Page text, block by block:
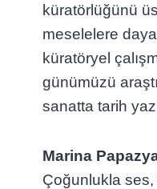
küratörlüğünü
meselelere
küratöryel
günümüzü
sanatta tarih
Marina
Çoğunlukla